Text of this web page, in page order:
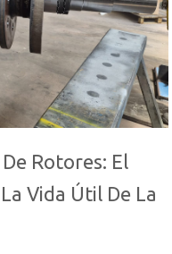
Rotores: El
Vida Útil De La